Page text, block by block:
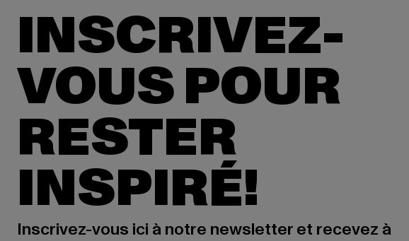
INSCRIVEZ-
VOUS POUR
RESTER
INSPIRÉ!
Inscrivez-vous ici à notre newsletter et recevez à